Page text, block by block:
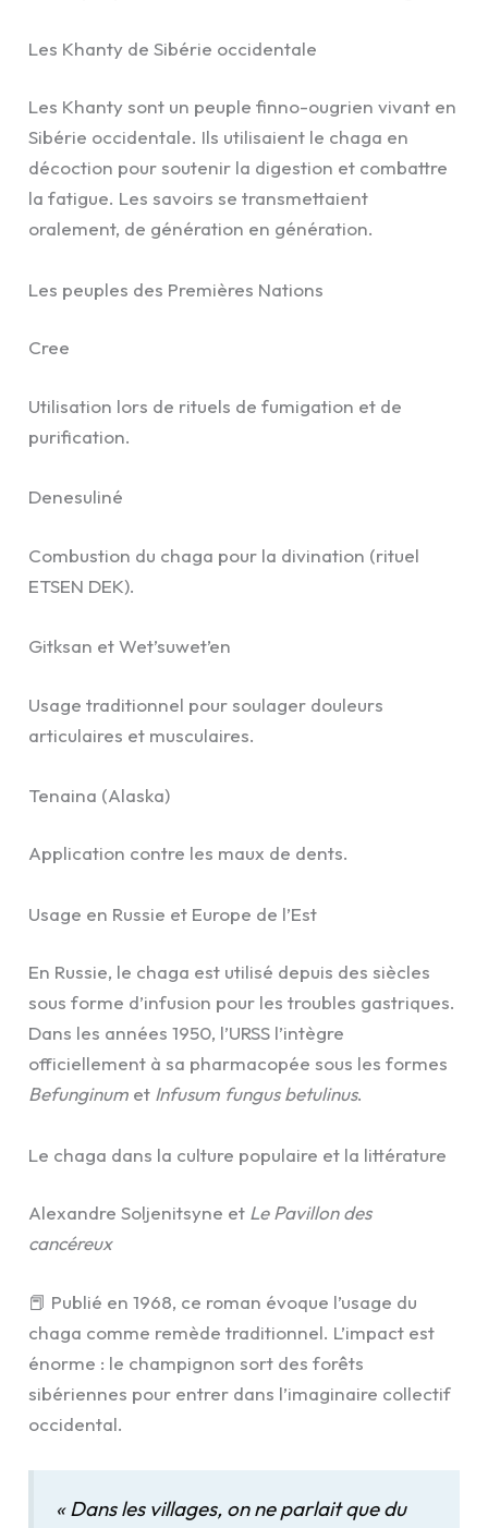
Les Khanty de Sibérie occidentale
Les Khanty sont un peuple finno-ougrien vivant en
Sibérie occidentale. Ils utilisaient le chaga en
décoction pour soutenir la digestion et combattre
la fatigue. Les savoirs se transmettaient
oralement, de génération en génération.
Les peuples des Premières Nations
Cree
Utilisation lors de rituels de fumigation et de
purification.
Denesuliné
Combustion du chaga pour la divination (rituel
ETSEN DEK).
Gitksan et Wet’suwet’en
Usage traditionnel pour soulager douleurs
articulaires et musculaires.
Tenaina (Alaska)
Application contre les maux de dents.
Usage en Russie et Europe de l’Est
En Russie, le chaga est utilisé depuis des siècles
sous forme d’infusion pour les troubles gastriques.
Dans les années 1950, l’URSS l’intègre
officiellement à sa pharmacopée sous les formes
Befunginum et Infusum fungus betulinus.
Le chaga dans la culture populaire et la littérature
Alexandre Soljenitsyne et Le Pavillon des
cancéreux
📕 Publié en 1968, ce roman évoque l’usage du
chaga comme remède traditionnel. L’impact est
énorme : le champignon sort des forêts
sibériennes pour entrer dans l’imaginaire collectif
occidental.
« Dans les villages, on ne parlait que du